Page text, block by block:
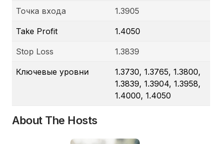
Точка входа 1.3905
Take Profit 1.4050
Stop Loss 1.3839
Ключевые уровни
1.3730, 1.3765, 1.3800,
1.3839, 1.3904, 1.3958,
1.4000, 1.4050
About The Hosts